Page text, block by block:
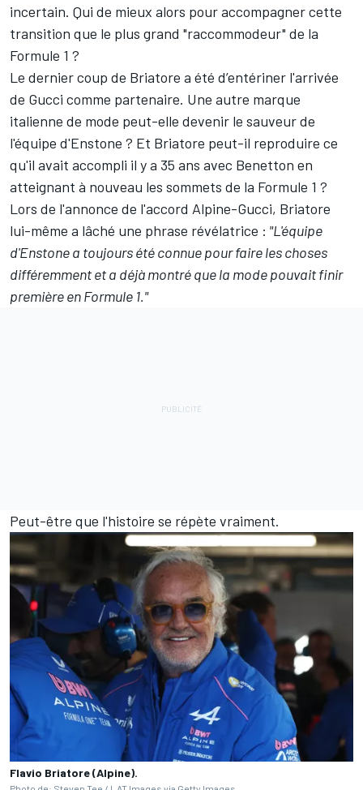
incertain. Qui de mieux alors pour accompagner cette
transition que le plus grand "raccommodeur" de la
Formule 1 ?
Le dernier coup de Briatore a été d’entériner l'arrivée
de Gucci comme partenaire. Une autre marque
italienne de mode peut-elle devenir le sauveur de
l'équipe d'Enstone ? Et Briatore peut-il reproduire ce
qu'il avait accompli il y a 35 ans avec Benetton en
atteignant à nouveau les sommets de la Formule 1 ?
Lors de l'annonce de l'accord Alpine-Gucci, Briatore
lui-même a lâché une phrase révélatrice : "L'équipe
d'Enstone a toujours été connue pour faire les choses
différemment et a déjà montré que la mode pouvait finir
première en Formule 1."
Peut-être que l'histoire se répète vraiment.
Flavio Briatore (Alpine).